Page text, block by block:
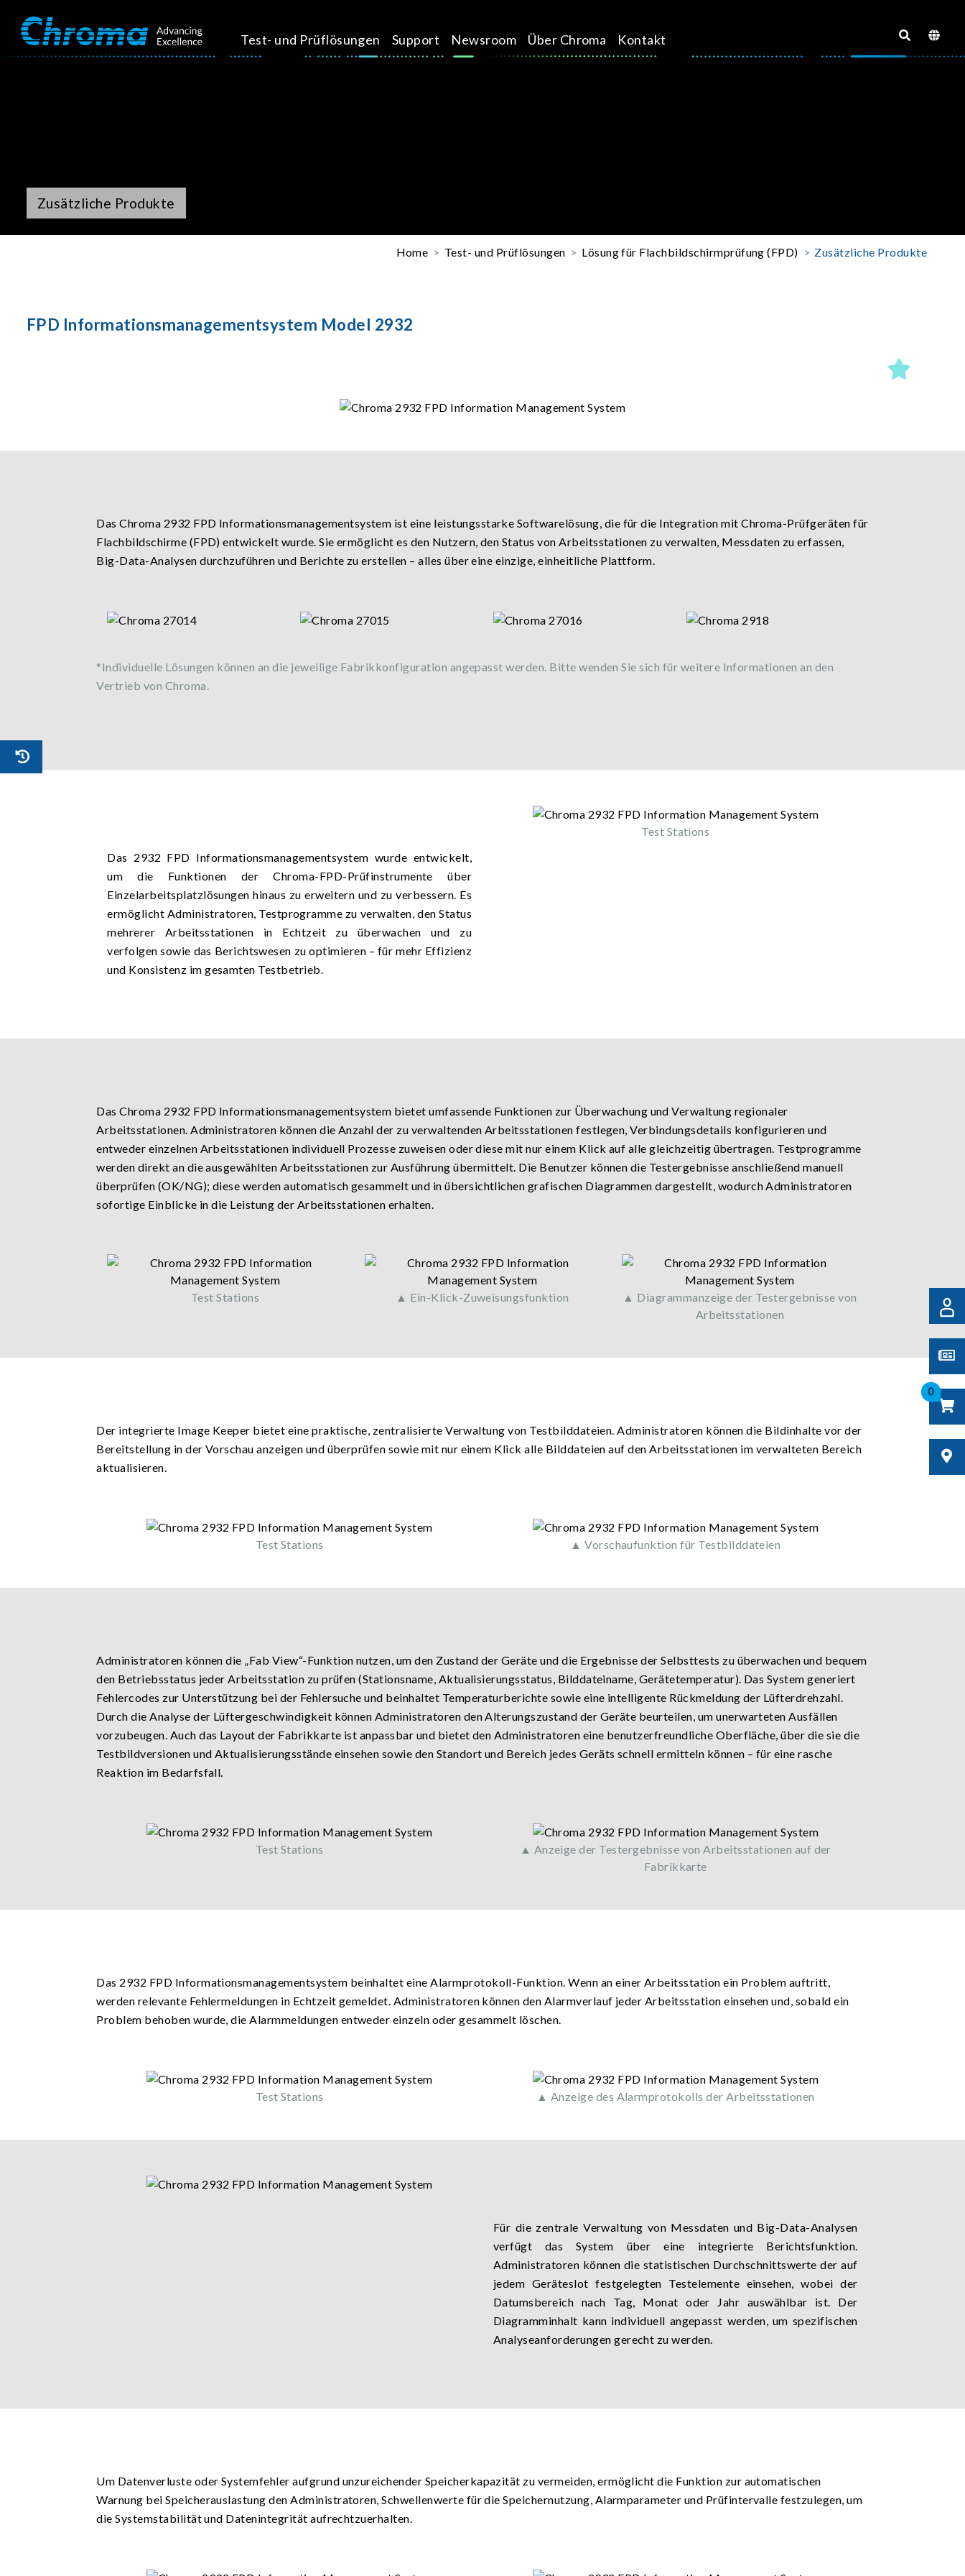
Test- und Prüflösungen Support Newsroom Über Chroma Kontakt
0
Zusätzliche Produkte
Home Test- und Prüflösungen Lösung für Flachbildschirmprüfung (FPD) Zusätzliche Produkte
FPD Informationsmanagementsystem Model 2932
Das Chroma 2932 FPD Informationsmanagementsystem ist eine leistungsstarke Softwarelösung, die für die Integration mit Chroma-Prüfgeräten für
Flachbildschirme (FPD) entwickelt wurde. Sie ermöglicht es den Nutzern, den Status von Arbeitsstationen zu verwalten, Messdaten zu erfassen,
Big-Data-Analysen durchzuführen und Berichte zu erstellen – alles über eine einzige, einheitliche Plattform.
*Individuelle Lösungen können an die jeweilige Fabrikkonfiguration angepasst werden. Bitte wenden Sie sich für weitere Informationen an den
Vertrieb von Chroma.
Das 2932 FPD Informationsmanagementsystem wurde entwickelt,
um die Funktionen der Chroma-FPD-Prüfinstrumente über
Einzelarbeitsplatzlösungen hinaus zu erweitern und zu verbessern. Es
ermöglicht Administratoren, Testprogramme zu verwalten, den Status
mehrerer Arbeitsstationen in Echtzeit zu überwachen und zu
verfolgen sowie das Berichtswesen zu optimieren – für mehr Effizienz
und Konsistenz im gesamten Testbetrieb.
Test Stations
Das Chroma 2932 FPD Informationsmanagementsystem bietet umfassende Funktionen zur Überwachung und Verwaltung regionaler
Arbeitsstationen. Administratoren können die Anzahl der zu verwaltenden Arbeitsstationen festlegen, Verbindungsdetails konfigurieren und
entweder einzelnen Arbeitsstationen individuell Prozesse zuweisen oder diese mit nur einem Klick auf alle gleichzeitig übertragen. Testprogramme
werden direkt an die ausgewählten Arbeitsstationen zur Ausführung übermittelt. Die Benutzer können die Testergebnisse anschließend manuell
überprüfen (OK/NG); diese werden automatisch gesammelt und in übersichtlichen grafischen Diagrammen dargestellt, wodurch Administratoren
sofortige Einblicke in die Leistung der Arbeitsstationen erhalten.
Test Stations ▲ Ein-Klick-Zuweisungsfunktion
▲ Diagrammanzeige der Testergebnisse von
Arbeitsstationen
Der integrierte Image Keeper bietet eine praktische, zentralisierte Verwaltung von Testbilddateien. Administratoren können die Bildinhalte vor der
Bereitstellung in der Vorschau anzeigen und überprüfen sowie mit nur einem Klick alle Bilddateien auf den Arbeitsstationen im verwalteten Bereich
aktualisieren.
Test Stations ▲ Vorschaufunktion für Testbilddateien
Administratoren können die „Fab View“-Funktion nutzen, um den Zustand der Geräte und die Ergebnisse der Selbsttests zu überwachen und bequem
den Betriebsstatus jeder Arbeitsstation zu prüfen (Stationsname, Aktualisierungsstatus, Bilddateiname, Gerätetemperatur). Das System generiert
Fehlercodes zur Unterstützung bei der Fehlersuche und beinhaltet Temperaturberichte sowie eine intelligente Rückmeldung der Lüfterdrehzahl.
Durch die Analyse der Lüftergeschwindigkeit können Administratoren den Alterungszustand der Geräte beurteilen, um unerwarteten Ausfällen
vorzubeugen. Auch das Layout der Fabrikkarte ist anpassbar und bietet den Administratoren eine benutzerfreundliche Oberfläche, über die sie die
Testbildversionen und Aktualisierungsstände einsehen sowie den Standort und Bereich jedes Geräts schnell ermitteln können – für eine rasche
Reaktion im Bedarfsfall.
Test Stations
▲ Anzeige der Testergebnisse von Arbeitsstationen auf der
Fabrikkarte
Das 2932 FPD Informationsmanagementsystem beinhaltet eine Alarmprotokoll-Funktion. Wenn an einer Arbeitsstation ein Problem auftritt,
werden relevante Fehlermeldungen in Echtzeit gemeldet. Administratoren können den Alarmverlauf jeder Arbeitsstation einsehen und, sobald ein
Problem behoben wurde, die Alarmmeldungen entweder einzeln oder gesammelt löschen.
Test Stations ▲ Anzeige des Alarmprotokolls der Arbeitsstationen
Für die zentrale Verwaltung von Messdaten und Big-Data-Analysen
verfügt das System über eine integrierte Berichtsfunktion.
Administratoren können die statistischen Durchschnittswerte der auf
jedem Geräteslot festgelegten Testelemente einsehen, wobei der
Datumsbereich nach Tag, Monat oder Jahr auswählbar ist. Der
Diagramminhalt kann individuell angepasst werden, um spezifischen
Analyseanforderungen gerecht zu werden.
Um Datenverluste oder Systemfehler aufgrund unzureichender Speicherkapazität zu vermeiden, ermöglicht die Funktion zur automatischen
Warnung bei Speicherauslastung den Administratoren, Schwellenwerte für die Speichernutzung, Alarmparameter und Prüfintervalle festzulegen, um
die Systemstabilität und Datenintegrität aufrechtzuerhalten.